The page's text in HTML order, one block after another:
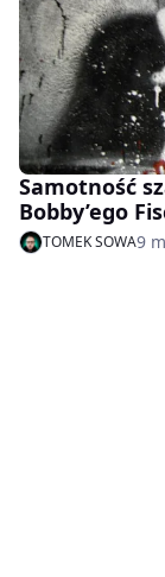
Samotność
Bobby’ego
TOMEK SOWA9